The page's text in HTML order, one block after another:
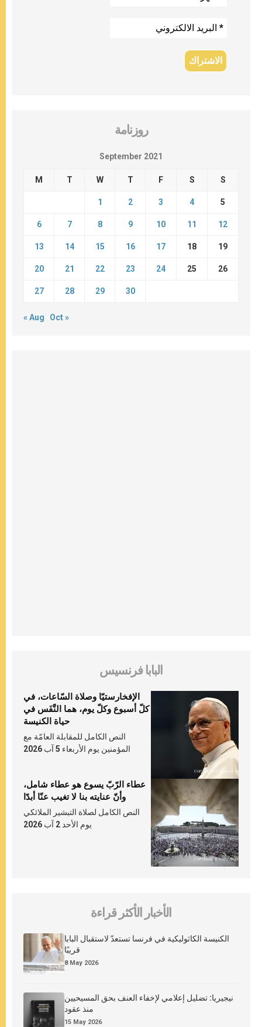
روزنامة
September 2021
M T W T F S S
1 2 3 4 5
6 7 8 9 10 11 12
13 14 15 16 17 18 19
20 21 22 23 24 25 26
27 28 29 30
« Aug Oct »
البابا فرنسيس
الإفخارستيّا وصلاة السّاعات، في
كلّ أسبوع وكلّ يوم، هما النَّفَس في
حياة الكنيسة
النص الكامل للمقابلة العامّة مع
المؤمنين يوم الأربعاء 5 آب 2026
عطاء الرّبّ يسوع هو عطاء شامل،
وأنّ عنايته بنا لا تغيب عنّا أبدًا
النص الكامل لصلاة التبشير الملائكي
يوم الأحد 2 آب 2026
الأخبار الأكثر قراءة
الكنيسة الكاثوليكية في فرنسا تستعدّ لاستقبال البابا
قريبًا
8 May 2026
نيجيريا: تضليل إعلامي لإخفاء العنف بحق المسيحيين
منذ عقود
15 May 2026